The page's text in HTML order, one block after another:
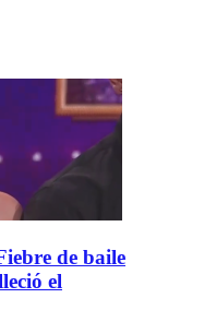
de baile
el